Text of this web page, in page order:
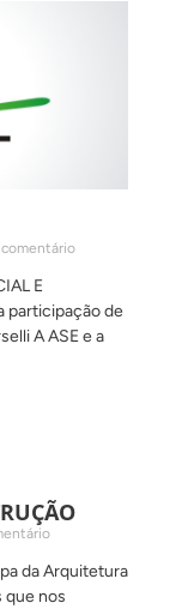
E
participação de
A ASE e a
da Arquitetura
que nos